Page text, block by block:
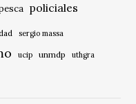
policiales
sergio massa
ucip unmdp
uthgra